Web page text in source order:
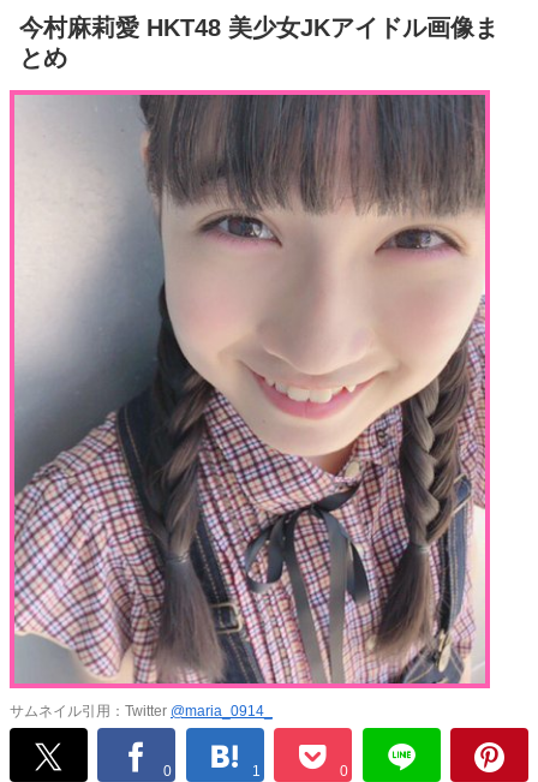
今村麻莉愛 HKT48 美少女JKアイドル画像ま
とめ
サムネイル引用：Twitter @maria_0914_
0 1 0